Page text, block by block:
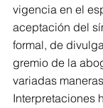
vigencia en el
aceptación del
formal, de
gremio de la
variadas
Interpretaciones